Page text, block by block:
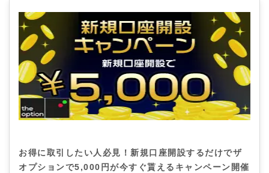
お得に取引したい人必見！新規口座開設するだけでザ
オプションで5,000円が今すぐ貰えるキャンペーン開催